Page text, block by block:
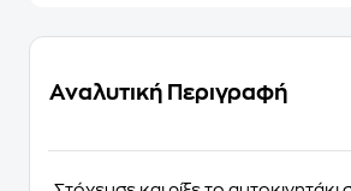
Αναλυτική Περιγραφή